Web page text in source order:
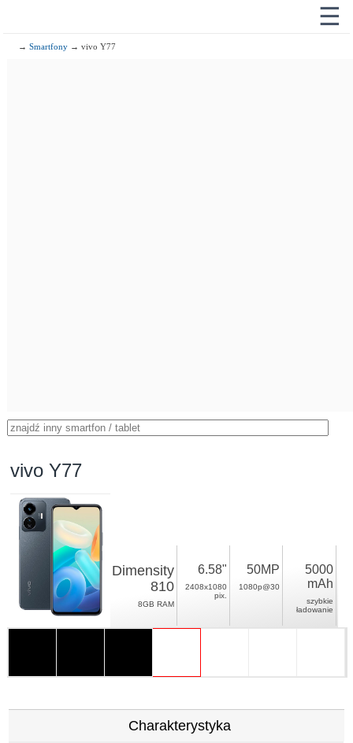
☰
→Smartfony → vivo Y77
vivo Y77
Dimensity
810
8GB RAM
6.58"
2408x1080
pix.
50MP
1080p@30
5000
mAh
szybkie
ładowanie
Charakterystyka